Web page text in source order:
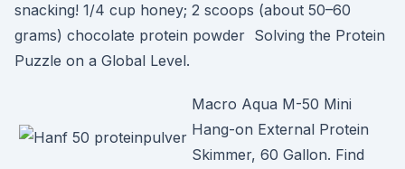
snacking! 1/4 cup honey; 2 scoops (about 50–60
grams) chocolate protein powder Solving the Protein
Puzzle on a Global Level.
Macro Aqua M-50 Mini
Hang-on External Protein
Skimmer, 60 Gallon. Find